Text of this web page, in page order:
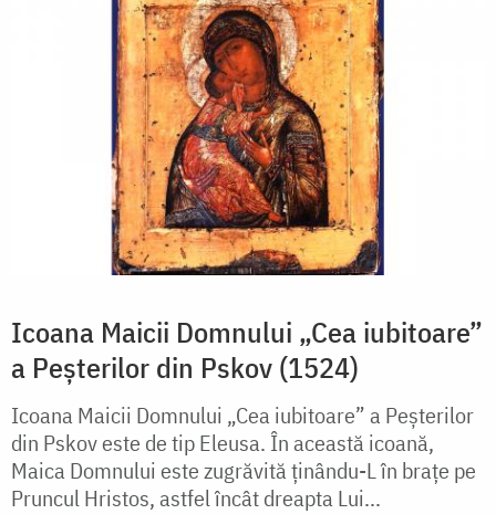
Icoana Maicii Domnului „Cea iubitoare”
a Peșterilor din Pskov (1524)
Icoana Maicii Domnului „Cea iubitoare” a Peșterilor
din Pskov este de tip Eleusa. În această icoană,
Maica Domnului este zugrăvită ținându-L în brațe pe
Pruncul Hristos, astfel încât dreapta Lui...